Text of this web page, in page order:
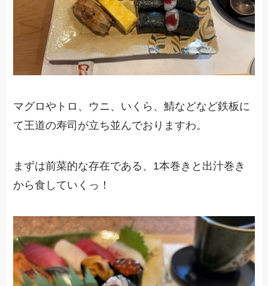
マグロやトロ、ウニ、いくら、鯖などなど鉄板に
て王道の寿司が立ち並んでおりますわ。
まずは前菜的な存在である、1本巻きと出汁巻き
から食していくっ！